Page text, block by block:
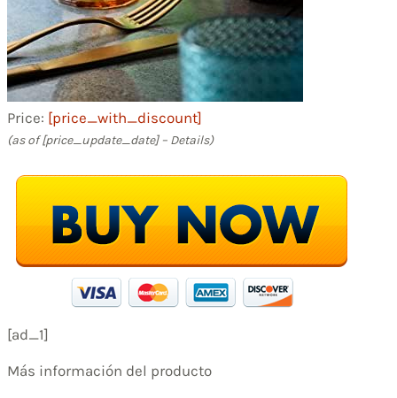
Price: [price_with_discount]
(as of [price_update_date] – Details)
[ad_1]
Más información del producto